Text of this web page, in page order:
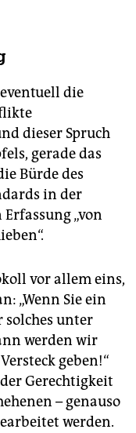
die
dieser Spruch
gerade das
Bürde des
in der
„von
vor allem eins,
„Wenn Sie ein
solches unter
werden wir
geben!“
Gerechtigkeit
– genauso
werden.